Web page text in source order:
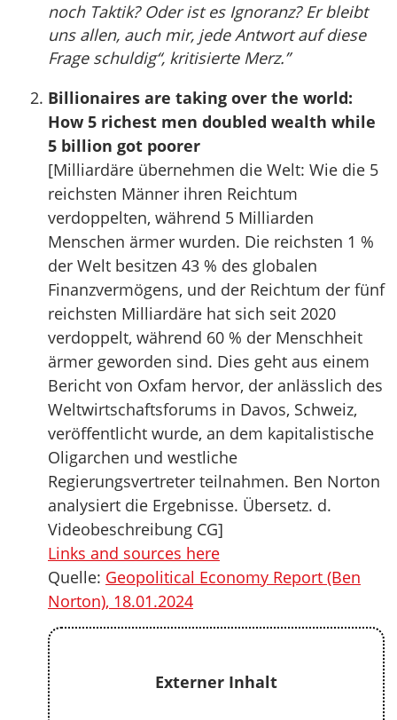
noch Taktik? Oder ist es Ignoranz? Er bleibt
uns allen, auch mir, jede Antwort auf diese
Frage schuldig“, kritisierte Merz.”
Billionaires are taking over the world:
How 5 richest men doubled wealth while
5 billion got poorer
[Milliardäre übernehmen die Welt: Wie die 5
reichsten Männer ihren Reichtum
verdoppelten, während 5 Milliarden
Menschen ärmer wurden. Die reichsten 1 %
der Welt besitzen 43 % des globalen
Finanzvermögens, und der Reichtum der fünf
reichsten Milliardäre hat sich seit 2020
verdoppelt, während 60 % der Menschheit
ärmer geworden sind. Dies geht aus einem
Bericht von Oxfam hervor, der anlässlich des
Weltwirtschaftsforums in Davos, Schweiz,
veröffentlicht wurde, an dem kapitalistische
Oligarchen und westliche
Regierungsvertreter teilnahmen. Ben Norton
analysiert die Ergebnisse. Übersetz. d.
Videobeschreibung CG]
Links and sources here
Quelle: Geopolitical Economy Report (Ben
Norton), 18.01.2024
Externer Inhalt